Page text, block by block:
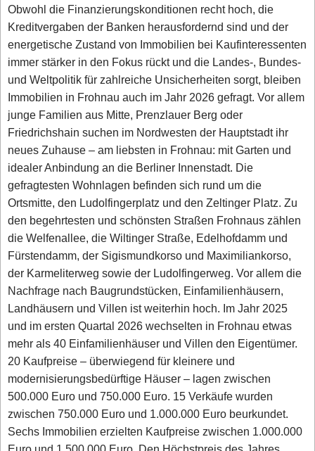
Obwohl die Finanzierungskonditionen recht hoch, die
Kreditvergaben der Banken herausfordernd sind und der
energetische Zustand von Immobilien bei Kaufinteressenten
immer stärker in den Fokus rückt und die Landes-, Bundes-
und Weltpolitik für zahlreiche Unsicherheiten sorgt, bleiben
Immobilien in Frohnau auch im Jahr 2026 gefragt. Vor allem
junge Familien aus Mitte, Prenzlauer Berg oder
Friedrichshain suchen im Nordwesten der Hauptstadt ihr
neues Zuhause – am liebsten in Frohnau: mit Garten und
idealer Anbindung an die Berliner Innenstadt. Die
gefragtesten Wohnlagen befinden sich rund um die
Ortsmitte, den Ludolfingerplatz und den Zeltinger Platz. Zu
den begehrtesten und schönsten Straßen Frohnaus zählen
die Welfenallee, die Wiltinger Straße, Edelhofdamm und
Fürstendamm, der Sigismundkorso und Maximiliankorso,
der Karmeliterweg sowie der Ludolfingerweg. Vor allem die
Nachfrage nach Baugrundstücken, Einfamilienhäusern,
Landhäusern und Villen ist weiterhin hoch. Im Jahr 2025
und im ersten Quartal 2026 wechselten in Frohnau etwas
mehr als 40 Einfamilienhäuser und Villen den Eigentümer.
20 Kaufpreise – überwiegend für kleinere und
modernisierungsbedürftige Häuser – lagen zwischen
500.000 Euro und 750.000 Euro. 15 Verkäufe wurden
zwischen 750.000 Euro und 1.000.000 Euro beurkundet.
Sechs Immobilien erzielten Kaufpreise zwischen 1.000.000